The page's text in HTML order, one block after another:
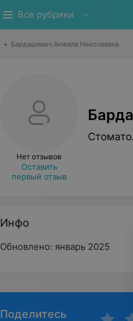
Все рубрики
• Бардашевич Анжела Николаевна
Нет отзывов
Оставить
первый отзыв
Инфо
Обновлено: январь 2025
Поделитесь